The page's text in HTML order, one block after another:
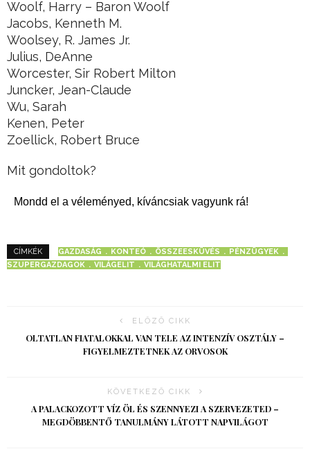
Woolf, Harry – Baron Woolf
Jacobs, Kenneth M.
Woolsey, R. James Jr.
Julius, DeAnne
Worcester, Sir Robert Milton
Juncker, Jean-Claude
Wu, Sarah
Kenen, Peter
Zoellick, Robert Bruce
Mit gondoltok?
Mondd el a véleményed, kíváncsiak vagyunk rá!
CÍMKÉK GAZDASÁG KONTEÓ ÖSSZEESKÜVÉS
PÉNZÜGYEK
SZUPERGAZDAGOK
VILÁGELIT VILÁGHATALMI ELIT
ELŐZŐ CIKK
OLTATLAN FIATALOKKAL VAN TELE AZ INTENZÍV OSZTÁLY –
FIGYELMEZTETNEK AZ ORVOSOK
KÖVETKEZŐ CIKK
A PALACKOZOTT VÍZ ÖL ÉS SZENNYEZI A SZERVEZETED –
MEGDÖBBENTŐ TANULMÁNY LÁTOTT NAPVILÁGOT